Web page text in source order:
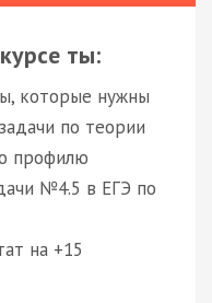
ты:
которые нужны
по теории
профилю
№4.5 в ЕГЭ по
на +15